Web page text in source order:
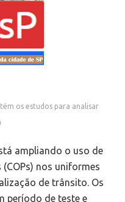
os estudos para analisar
ampliando o uso de
nos uniformes
de trânsito. Os
período de teste e